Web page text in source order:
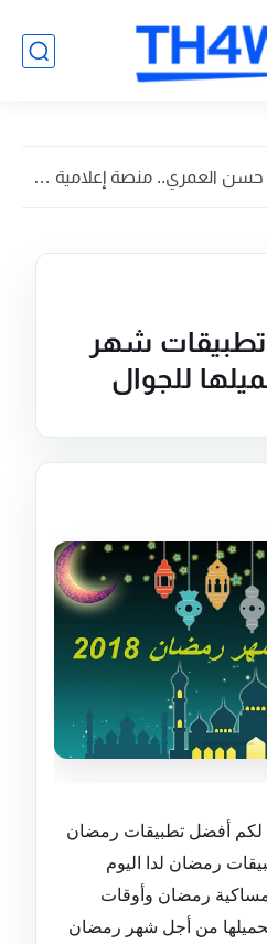
تغطيات حسن العمري.. منصة إعلامية تسويقية تواكب أبرز فعاليات وأخبار...
شهر
للجوال
لكم أفضل تطبيقات رمضان
رمضان لدا اليوم
رمضان وأوقات
من أجل شهر رمضان